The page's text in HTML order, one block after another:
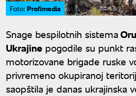
Foto: Profimedia
Snage bespilotnih sistema
Ukrajine pogodile su punkt
motorizovane brigade ruske
privremeno okupiranoj
saopštila je danas ukrajinska